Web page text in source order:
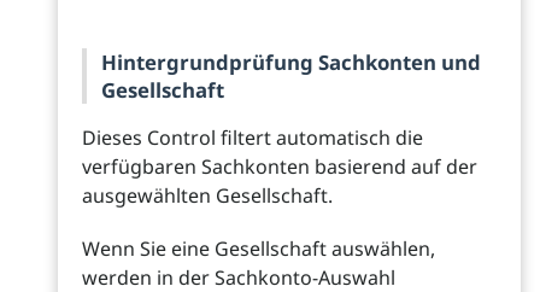
Hintergrundprüfung Sachkonten und
Gesellschaft
Dieses Control filtert automatisch die
verfügbaren Sachkonten basierend auf der
ausgewählten Gesellschaft.
Wenn Sie eine Gesellschaft auswählen,
werden in der Sachkonto-Auswahl